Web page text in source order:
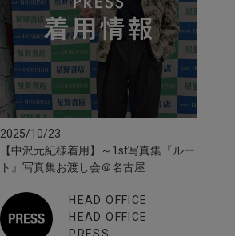
2025/10/23
【中沢元紀様着用】～1st写真集『ルー
ト』写真集お渡し会＠名古屋
HEAD OFFICE
HEAD OFFICE